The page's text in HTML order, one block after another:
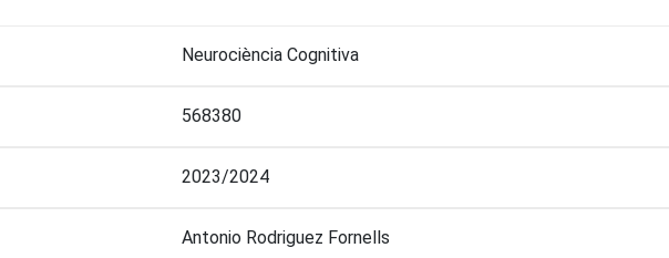
Neurociència Cognitiva
568380
2023/2024
Antonio Rodriguez Fornells